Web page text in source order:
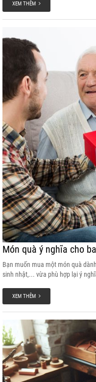
XEM THÊM
Món quà ý nghĩa cho
Bạn muốn mua một món quà
sinh nhật,... vừa phù hợp lại ý
XEM THÊM